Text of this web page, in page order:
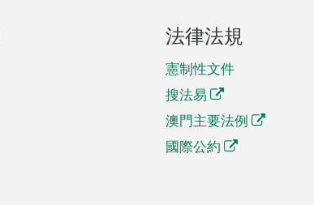
法律法規
憲制性文件
搜法易
澳門主要法例
國際公約